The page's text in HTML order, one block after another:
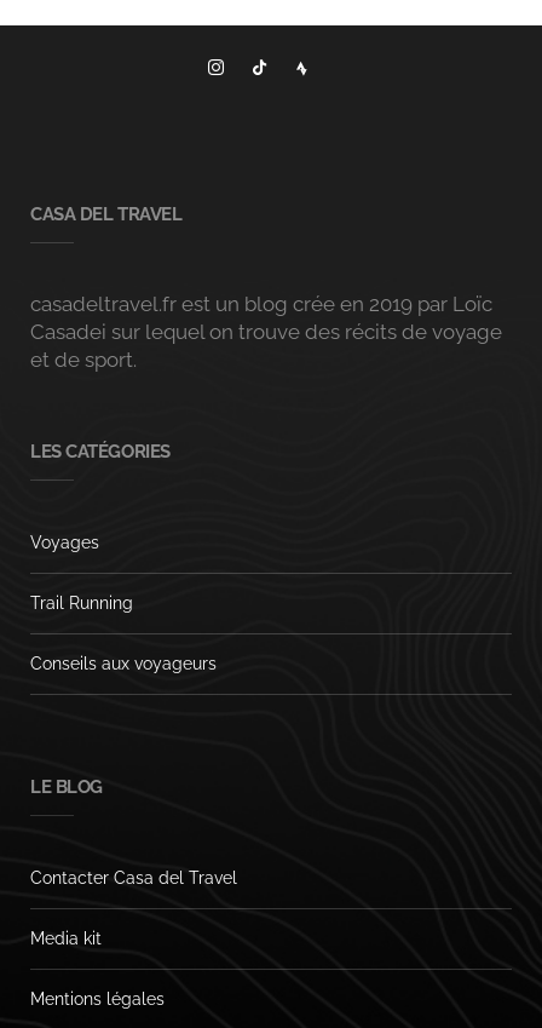
CASA DEL TRAVEL
casadeltravel.fr est un blog crée en 2019 par Loïc
Casadei sur lequel on trouve des récits de voyage
et de sport.
LES CATÉGORIES
Voyages
Trail Running
Conseils aux voyageurs
LE BLOG
Contacter Casa del Travel
Media kit
Mentions légales